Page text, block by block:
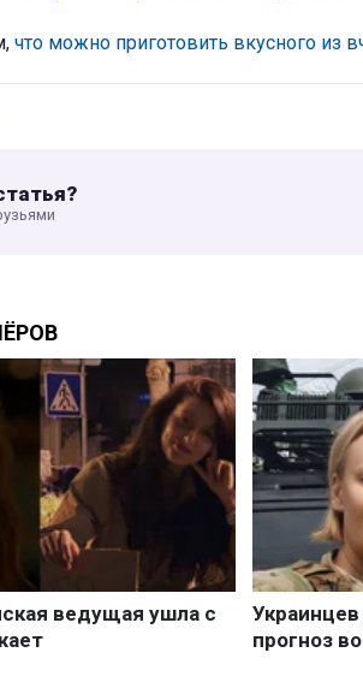
что можно приготовить вкусного из